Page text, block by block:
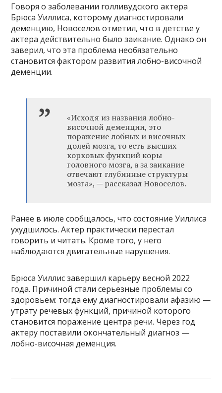
Говоря о заболевании голливудского актера
Брюса Уиллиса, которому диагностировали
деменцию, Новоселов отметил, что в детстве у
актера действительно было заикание. Однако он
заверил, что эта проблема необязательно
становится фактором развития лобно-височной
деменции.
«Исходя из названия лобно-
височной деменции, это
поражение лобных и височных
долей мозга, то есть высших
корковых функций коры
головного мозга, а за заикание
отвечают глубинные структуры
мозга», — рассказал Новоселов.
Ранее в июле сообщалось, что состояние Уиллиса
ухудшилось. Актер практически перестал
говорить и читать. Кроме того, у него
наблюдаются двигательные нарушения.
Брюса Уиллис завершил карьеру весной 2022
года. Причиной стали серьезные проблемы со
здоровьем: тогда ему диагностировали афазию —
утрату речевых функций, причиной которого
становится поражение центра речи. Через год
актеру поставили окончательный диагноз —
лобно-височная деменция.